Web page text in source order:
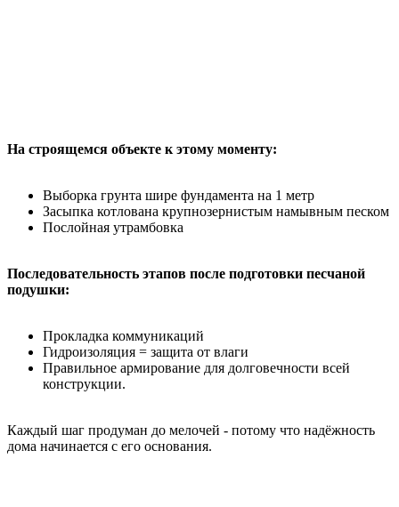
На строящемся объекте к этому моменту:
Выборка грунта шире фундамента на 1 метр
Засыпка котлована крупнозернистым намывным песком
Послойная утрамбовка
Последовательность этапов после подготовки песчаной
подушки:
Прокладка коммуникаций
Гидроизоляция = защита от влаги
Правильное армирование для долговечности всей
конструкции.
Каждый шаг продуман до мелочей - потому что надёжность
дома начинается с его основания.